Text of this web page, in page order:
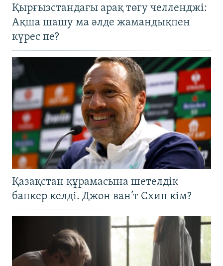
Қырғызстандағы арақ төгу челленджі:
Ақша шашу ма әлде жамандықпен
күрес пе?
Қазақстан құрамасына шетелдік
бапкер келді. Джон ван’т Схип кім?